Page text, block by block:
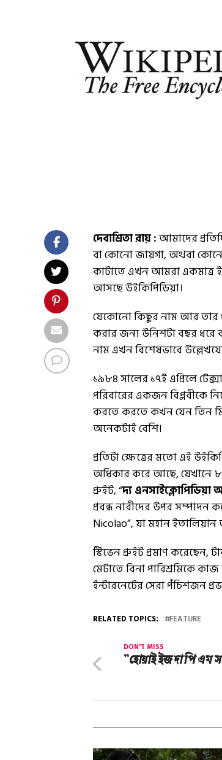
দেবাশ্রিতা রায় :আমাদের
বা কোনো জায়গা, অথবা
কাটাতে এখন আমরা একমাত্র
আসছে উইকিপিডিয়া।
যেকোনো কিছুর নাম আর তার
করার জন্য উনিশটা বছর ধরে
নাম এখন বিশেষভাবে
১৯৮৪ সালের ১৭ই এপ্রিলে
পরিবারের একজন বিপ্লবীকে
করতে করতে কখন যেন তিন
অনেকটাই বেশি।
প্রতিটা ক্ষেত্রের মতো এই
অধিকার করে আছে, যেখানে
প্রুইট, “দ্য এনসাইক্লোপিডিয়া
প্রবন্ধ নারীদের উপর সম্পাদন
Nicolao”, যা মহান
স্টিভেন প্রুইট প্রমাণ করেছেন,
মেটাতে বিনা পারিশ্রমিকে
ইন্টারনেটের সেরা পঁচিশজন
RELATED TOPICS: FEATURE
DON'T MISS
“হোয়াই ইজ‌ দা পি এম